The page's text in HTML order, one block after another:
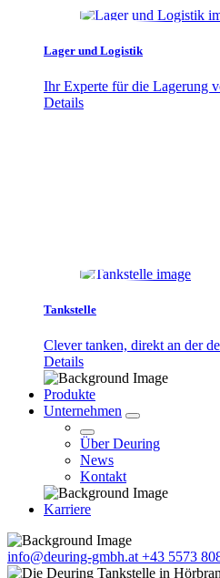
Lager und Logistik
Ihr Experte für die Lagerung
Details
Tankstelle
Clever tanken, direkt an der
Details
Produkte
Unternehmen
Über Deuring
News
Kontakt
Karriere
info@deuring-gmbh.at +43 5573